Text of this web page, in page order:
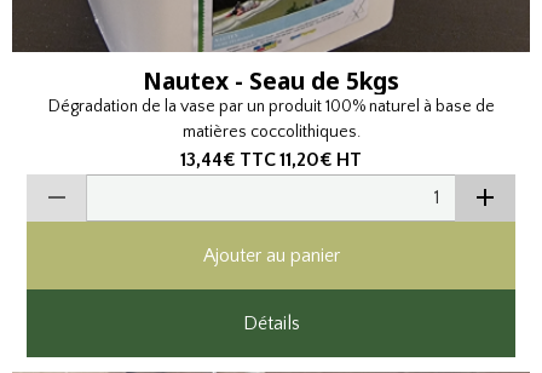
Nautex - Seau de 5kgs
Dégradation de la vase par un produit 100% naturel à base de
matières coccolithiques.
13,44€ TTC11,20€ HT
Ajouter au panier
Détails